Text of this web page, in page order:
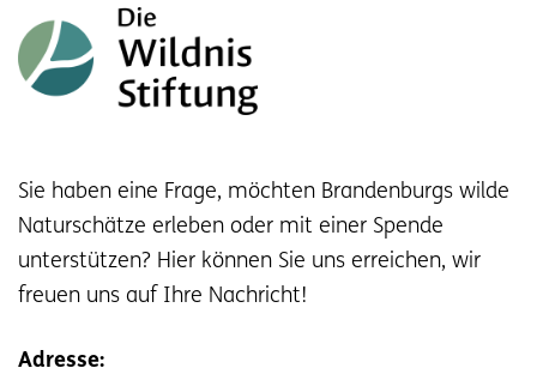
Sie haben eine Frage, möchten Brandenburgs wilde
Naturschätze erleben oder mit einer Spende
unterstützen? Hier können Sie uns erreichen, wir
freuen uns auf Ihre Nachricht!
Adresse: